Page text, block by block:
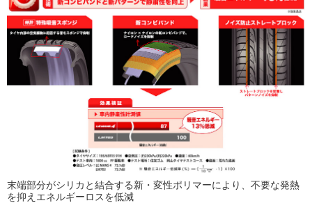
末端部分がシリカと結合する新・変性ポリマーにより、不要な発熱
を抑えエネルギーロスを低減